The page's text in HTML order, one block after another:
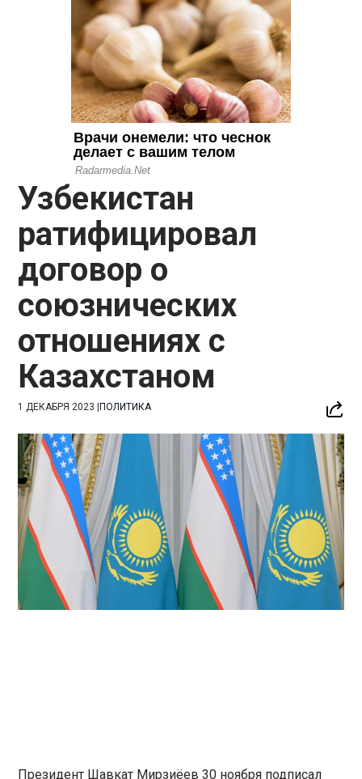
Узбекистан
ратифицировал
договор о
союзнических
отношениях с
Казахстаном
1 ДЕКАБРЯ 2023 |ПОЛИТИКА
Президент Шавкат Мирзиёев 30 ноября подписал